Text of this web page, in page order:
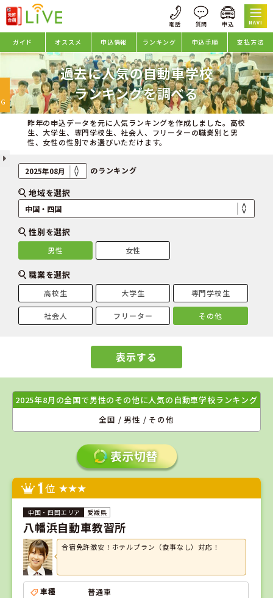
NAVI
ガイド オススメ 申込情報 ランキング 申込手順 支払方法
過去に人気の自動車学校
ランキングを調べる
昨年の申込データを元に人気ランキングを作成しました。高校
生、大学生、専門学校生、社会人、フリーターの職業別と男
性、女性の性別でお選びいただけます。
のランキング
地域を選択
性別を選択
男性 女性
職業を選択
高校生 大学生 専門学校生
社会人 フリーター その他
表示する
2025年8月の全国で男性のその他に人気の自動車学校ランキング
全国 / 男性 / その他
1位
愛媛県
八幡浜自動車教習所
合宿免許激安！ホテルプラン（食事なし）対応！
車種
普通車